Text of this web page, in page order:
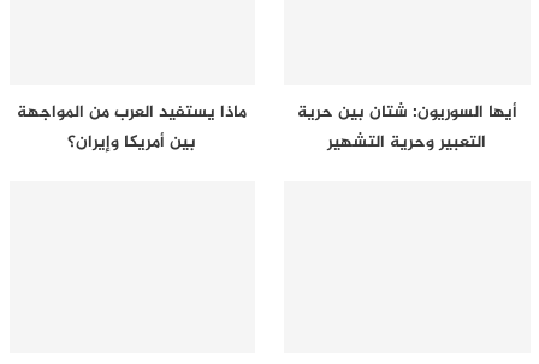
أيها السوريون: شتان بين حرية
التعبير وحرية التشهير
ماذا يستفيد العرب من المواجهة
بين أمريكا وإيران؟